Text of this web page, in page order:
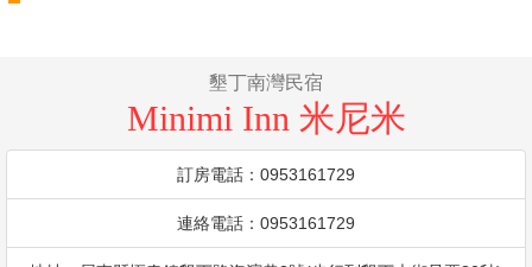
墾丁南灣民宿
Minimi Inn 米尼米
訂房電話：0953161729
連絡電話：0953161729